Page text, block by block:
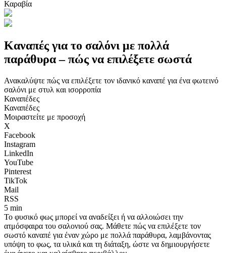
Καραβία
Καναπές για το σαλόνι με πολλά
παράθυρα – πώς να επιλέξετε σωστά
Ανακαλύψτε πώς να επιλέξετε τον ιδανικό καναπέ για ένα φωτεινό
σαλόνι με στυλ και ισορροπία
Καναπέδες
Καναπέδες
Μοιραστείτε με προσοχή
X
Facebook
Instagram
LinkedIn
YouTube
Pinterest
TikTok
Mail
RSS
5 min
Το φυσικό φως μπορεί να αναδείξει ή να αλλοιώσει την
ατμόσφαιρα του σαλονιού σας. Μάθετε πώς να επιλέξετε τον
σωστό καναπέ για έναν χώρο με πολλά παράθυρα, λαμβάνοντας
υπόψη το φως, τα υλικά και τη διάταξη, ώστε να δημιουργήσετε